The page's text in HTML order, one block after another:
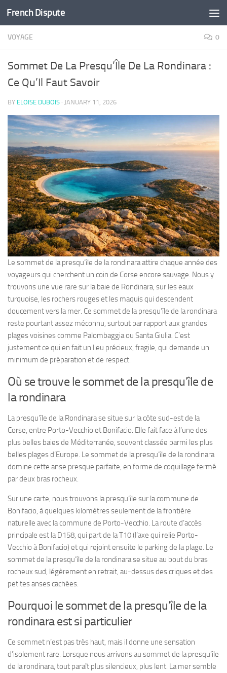
Skip to content
French Dispute
VOYAGE 0
Sommet De La Presqu’Île De La Rondinara :
Ce Qu’Il Faut Savoir
BY ELOISE DUBOIS · JANUARY 11, 2026
Le sommet de la presqu’île de la rondinara attire chaque année des
voyageurs qui cherchent un coin de Corse encore sauvage. Nous y
trouvons une vue rare sur la baie de Rondinara, sur les eaux
turquoise, les rochers rouges et les maquis qui descendent
doucement vers la mer. Ce sommet de la presqu’île de la rondinara
reste pourtant assez méconnu, surtout par rapport aux grandes
plages voisines comme Palombaggia ou Santa Giulia. C’est
justement ce qui en fait un lieu précieux, fragile, qui demande un
minimum de préparation et de respect.
Où se trouve le sommet de la presqu’île de
la rondinara
La presqu’île de la Rondinara se situe sur la côte sud-est de la
Corse, entre Porto-Vecchio et Bonifacio. Elle fait face à l’une des
plus belles baies de Méditerranée, souvent classée parmi les plus
belles plages d’Europe. Le sommet de la presqu’île de la rondinara
domine cette anse presque parfaite, en forme de coquillage fermé
par deux bras rocheux.
Sur une carte, nous trouvons la presqu’île sur la commune de
Bonifacio, à quelques kilomètres seulement de la frontière
naturelle avec la commune de Porto-Vecchio. La route d’accès
principale est la D158, qui part de la T10 (l’axe qui relie Porto-
Vecchio à Bonifacio) et qui rejoint ensuite le parking de la plage. Le
sommet de la presqu’île de la rondinara se situe au bout du bras
rocheux sud, légèrement en retrait, au-dessus des criques et des
petites anses cachées.
Pourquoi le sommet de la presqu’île de la
rondinara est si particulier
Ce sommet n’est pas très haut, mais il donne une sensation
d’isolement rare. Lorsque nous arrivons au sommet de la presqu’île
de la rondinara, tout paraît plus silencieux, plus lent. La mer semble